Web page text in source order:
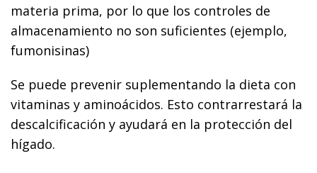
materia prima, por lo que los controles de
almacenamiento no son suficientes (ejemplo,
fumonisinas)
Se puede prevenir suplementando la dieta con
vitaminas y aminoácidos. Esto contrarrestará la
descalcificación y ayudará en la protección del
hígado.